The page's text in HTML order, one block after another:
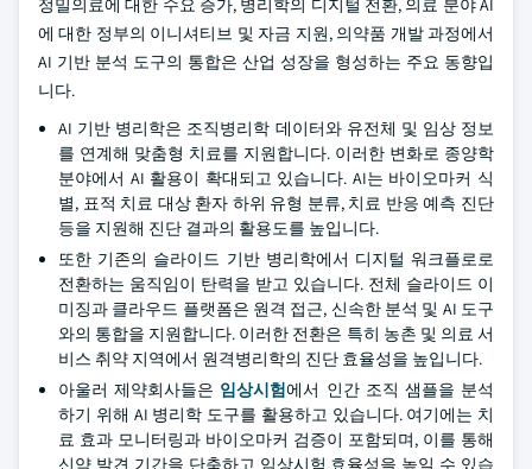
정밀의료에 대한 수요 증가, 병리학의 디지털 전환, 의료 분야 AI
에 대한 정부의 이니셔티브 및 자금 지원, 의약품 개발 과정에서
AI 기반 분석 도구의 통합은 산업 성장을 형성하는 주요 동향입
니다.
AI 기반 병리학은 조직병리학 데이터와 유전체 및 임상 정보
를 연계해 맞춤형 치료를 지원합니다. 이러한 변화로 종양학
분야에서 AI 활용이 확대되고 있습니다. AI는 바이오마커 식
별, 표적 치료 대상 환자 하위 유형 분류, 치료 반응 예측 진단
등을 지원해 진단 결과의 활용도를 높입니다.
또한 기존의 슬라이드 기반 병리학에서 디지털 워크플로로
전환하는 움직임이 탄력을 받고 있습니다. 전체 슬라이드 이
미징과 클라우드 플랫폼은 원격 접근, 신속한 분석 및 AI 도구
와의 통합을 지원합니다. 이러한 전환은 특히 농촌 및 의료 서
비스 취약 지역에서 원격병리학의 진단 효율성을 높입니다.
아울러 제약회사들은 임상시험에서 인간 조직 샘플을 분석
하기 위해 AI 병리학 도구를 활용하고 있습니다. 여기에는 치
료 효과 모니터링과 바이오마커 검증이 포함되며, 이를 통해
신약 발견 기간을 단축하고 임상시험 효율성을 높일 수 있습